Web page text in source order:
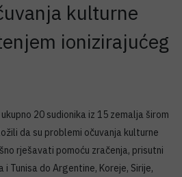
kulturne
ionizirajućeg
20 sudionika iz 15 zemalja širom
da su problemi očuvanja kulturne
rješavati pomoću zračenja, prisutni
i Tunisa do Argentine, Koreje, Sirije,